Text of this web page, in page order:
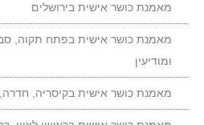
לשפר את הכושר!
מחפשים רעיון למתנה מקורית?
ליום הולדת או כמתנה ליולדת
מחפשים רעיון למתנה
ליום הולדת או כמתנה ליולדת
מאמנת כושר אישית בירושלים
מאמנת כושר אישית בפתח תקוה,
ומודיעין
מאמנת כושר אישית בקיסריה, חדרה,